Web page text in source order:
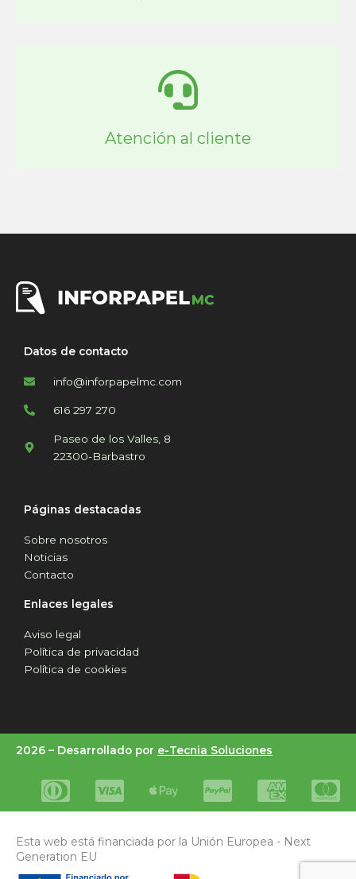
Atención al cliente
Datos de contacto
info@inforpapelmc.com
616 297 270
Paseo de los Valles, 8
22300-Barbastro
Páginas destacadas
Sobre nosotros
Noticias
Contacto
Enlaces legales
Aviso legal
Política de privacidad
Política de cookies
2026 – Desarrollado por e-Tecnia Soluciones
Esta web está financiada por la Unión Europea - Next
Generation EU